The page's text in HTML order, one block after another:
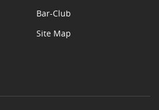
Bar-Club
Site Map